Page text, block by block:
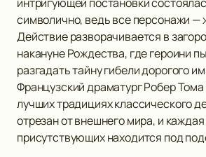
интригующей постановки
символично, ведь все персонажи
Действие разворачивается в
накануне Рождества, где героини
разгадать тайну гибели дорогого
Французский драматург Робер Тома
лучших традициях классического
отрезан от внешнего мира, и каждая
присутствующих находится под